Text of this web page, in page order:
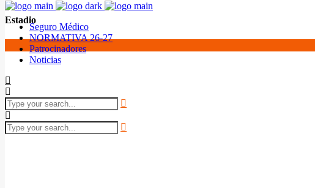
Seguro Médico
NORMATIVA 26-27
Patrocinadores
Noticias
Estadio